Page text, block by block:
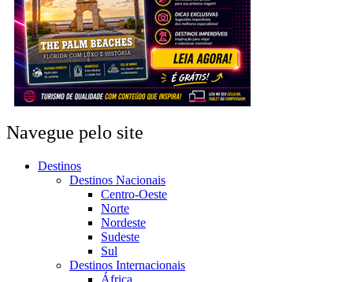
Navegue pelo site
Destinos
Destinos Nacionais
Centro-Oeste
Norte
Nordeste
Sudeste
Sul
Destinos Internacionais